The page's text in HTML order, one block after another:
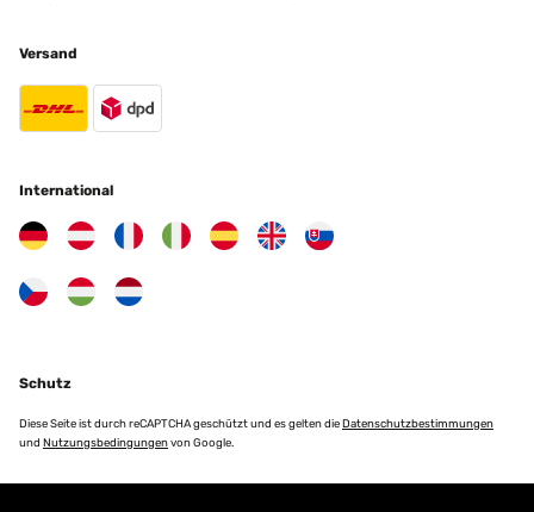
Versand
International
Schutz
Diese Seite ist durch reCAPTCHA geschützt und es gelten dieDatenschutzbestimmungen
und Nutzungsbedingungenvon Google.